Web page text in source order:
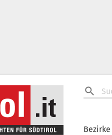
Bezirke